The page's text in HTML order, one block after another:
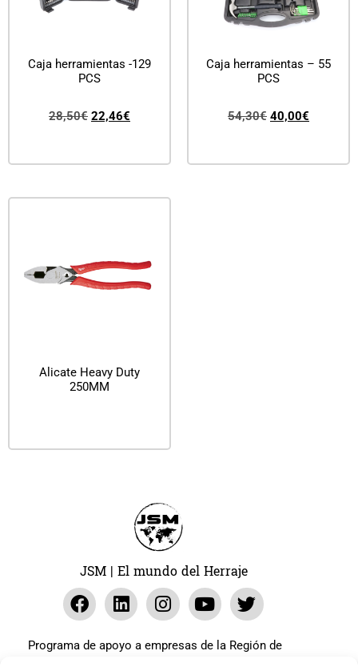
Caja herramientas -129
PCS
28,50€ 22,46€
Caja herramientas – 55
PCS
54,30€ 40,00€
Alicate Heavy Duty
250MM
JSM | El mundo del Herraje
Programa de apoyo a empresas de la Región de